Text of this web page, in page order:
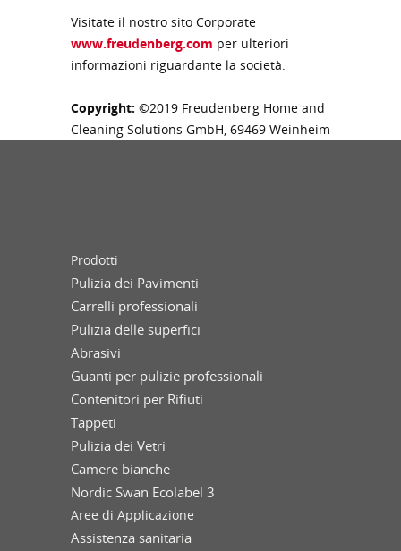
Visitate il nostro sito Corporate
www.freudenberg.com per ulteriori
informazioni riguardante la società.
Copyright: ©2019 Freudenberg Home and
Cleaning Solutions GmbH, 69469 Weinheim
Prodotti
Pulizia dei Pavimenti
Carrelli professionali
Pulizia delle superfici
Abrasivi
Guanti per pulizie professionali
Contenitori per Rifiuti
Tappeti
Pulizia dei Vetri
Camere bianche
Nordic Swan Ecolabel 3
Aree di Applicazione
Assistenza sanitaria